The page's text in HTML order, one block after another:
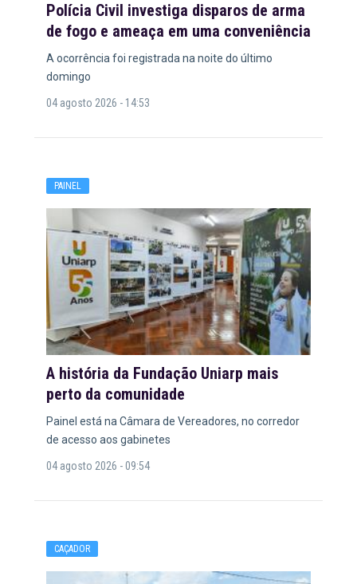
Polícia Civil investiga disparos de arma
de fogo e ameaça em uma conveniência
A ocorrência foi registrada na noite do último
domingo
04 agosto 2026 - 14:53
PAINEL
A história da Fundação Uniarp mais
perto da comunidade
Painel está na Câmara de Vereadores, no corredor
de acesso aos gabinetes
04 agosto 2026 - 09:54
CAÇADOR